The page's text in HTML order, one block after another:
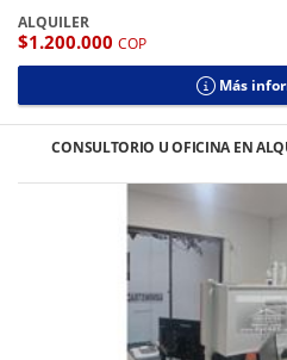
ALQUILER
$1.200.000 COP
Más
CONSULTORIO U OFICINA EN